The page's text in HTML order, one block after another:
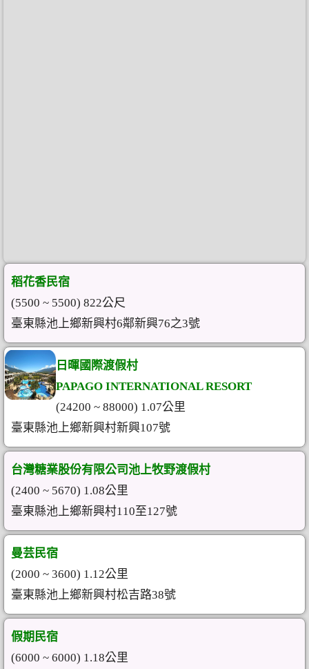
稻花香民宿
(5500 ~ 5500) 822公尺
臺東縣池上鄉新興村6鄰新興76之3號
日暉國際渡假村
PAPAGO INTERNATIONAL RESORT
(24200 ~ 88000) 1.07公里
臺東縣池上鄉新興村新興107號
台灣糖業股份有限公司池上牧野渡假村
(2400 ~ 5670) 1.08公里
臺東縣池上鄉新興村110至127號
曼芸民宿
(2000 ~ 3600) 1.12公里
臺東縣池上鄉新興村松吉路38號
假期民宿
(6000 ~ 6000) 1.18公里